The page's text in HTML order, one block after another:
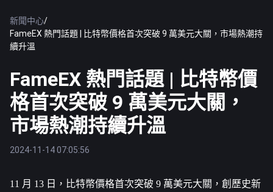
新聞中心/
FameEX 熱門話題 | 比特幣價格首次突破 9 萬美元大關，市場熱潮持
續升溫
FameEX 熱門話題 | 比特幣價
格首次突破 9 萬美元大關，
市場熱潮持續升溫
2024-11-14 07:05:56
11 月 13 日， 比特幣價格首次突破 9 萬美元大關，創歷史新